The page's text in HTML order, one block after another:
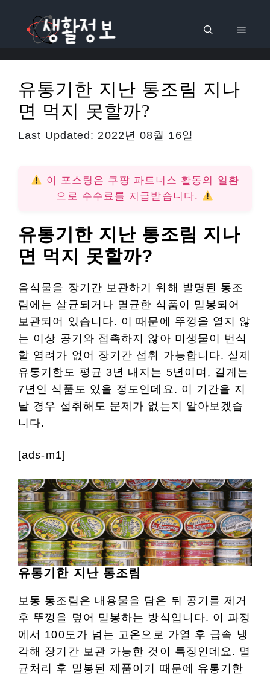
로
메
유통기한 지난 통조림 지나
면 먹지 못할까?
Last Updated: 2022년 08월 16일
이 포스팅은 쿠팡 파트너스 활동의 일환
으로 수수료를 지급받습니다.
유통기한 지난 통조림 지나
면 먹지 못할까?
음식물을 장기간 보관하기 위해 발명된 통조
림에는 살균되거나 멸균한 식품이 밀봉되어
보관되어 있습니다. 이 때문에 뚜껑을 열지 않
는 이상 공기와 접촉하지 않아 미생물이 번식
할 염려가 없어 장기간 섭취 가능합니다. 실제
유통기한도 평균 3년 내지는 5년이며, 길게는
7년인 식품도 있을 정도인데요. 이 기간을 지
날 경우 섭취해도 문제가 없는지 알아보겠습
니다.
[ads-m1]
유통기한 지난 통조림
보통 통조림은 내용물을 담은 뒤 공기를 제거
후 뚜껑을 덮어 밀봉하는 방식입니다. 이 과정
에서 100도가 넘는 고온으로 가열 후 급속 냉
각해 장기간 보관 가능한 것이 특징인데요. 멸
균처리 후 밀봉된 제품이기 때문에 유통기한